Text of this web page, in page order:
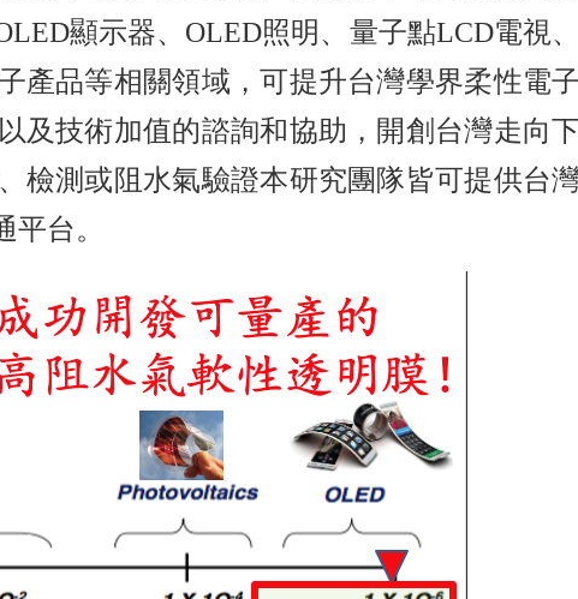
顯示器、OLED照明、量子點LCD電視
產品等相關領域，可提升台灣學界柔性電
及技術加值的諮詢和協助，開創台灣走向
檢測或阻水氣驗證本研究團隊皆可提供台
台。